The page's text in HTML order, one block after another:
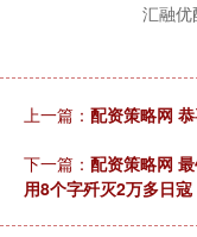
汇融优
上一篇： 配资策略网
下一篇： 配资策略网
用8个字歼灭2万多日寇